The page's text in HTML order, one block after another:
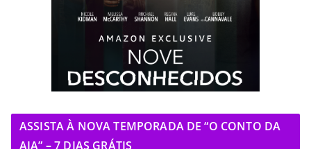
ASSISTA À NOVA TEMPORADA DE “O CONTO DA
AIA” – 7 DIAS GRÁTIS